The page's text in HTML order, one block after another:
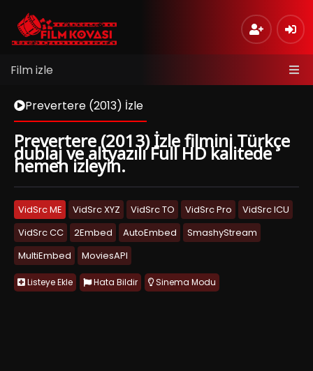
Film izle
Prevertere (2013) İzle
Prevertere (2013) İzle filmini Türkçe
dublaj ve altyazılı Full HD kalitede
hemen izleyin.
VidSrc ME VidSrc XYZ VidSrc TO VidSrc Pro
VidSrc ICU
VidSrc CC
2Embed AutoEmbed
SmashyStream
MultiEmbed
MoviesAPI
Listeye Ekle Hata Bildir Sinema Modu